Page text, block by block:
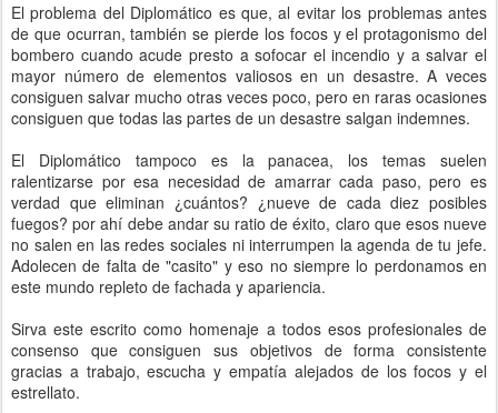
El problema del Diplomático es que, al evitar los problemas antes
de que ocurran, también se pierde los focos y el protagonismo del
bombero cuando acude presto a sofocar el incendio y a salvar el
mayor número de elementos valiosos en un desastre. A veces
consiguen salvar mucho otras veces poco, pero en raras ocasiones
consiguen que todas las partes de un desastre salgan indemnes.
El Diplomático tampoco es la panacea, los temas suelen
ralentizarse por esa necesidad de amarrar cada paso, pero es
verdad que eliminan ¿cuántos? ¿nueve de cada diez posibles
fuegos? por ahí debe andar su ratio de éxito, claro que esos nueve
no salen en las redes sociales ni interrumpen la agenda de tu jefe.
Adolecen de falta de "casito" y eso no siempre lo perdonamos en
este mundo repleto de fachada y apariencia.
Sirva este escrito como homenaje a todos esos profesionales de
consenso que consiguen sus objetivos de forma consistente
gracias a trabajo, escucha y empatía alejados de los focos y el
estrellato.